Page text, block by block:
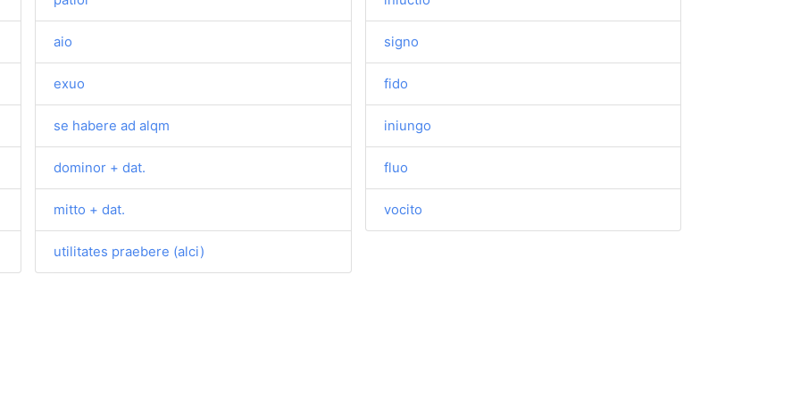
aio
exuo
se habere ad alqm
dominor + dat.
mitto + dat.
utilitates praebere (alci)
signo
fido
iniungo
fluo
vocito